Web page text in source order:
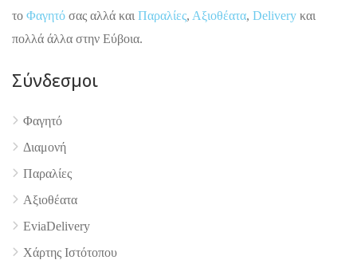
4.9
το Φαγητό σας αλλά και Παραλίες, Αξιοθέατα, Delivery και
πολλά άλλα στην Εύβοια.
Σύνδεσμοι
Φαγητό
Διαμονή
Παραλίες
Αξιοθέατα
EviaDelivery
Χάρτης Ιστότοπου